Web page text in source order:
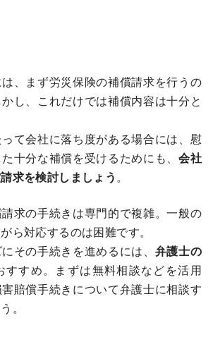
、まず労災保険の補償請求を行うの
し、これだけでは補償内容は十分と
て会社に落ち度がある場合には、慰
十分な補償を受けるためにも、 会社
求を検討しましょう。
求の手続きは専門的で複雑。一般の
ら対応するのは困難です。
その手続きを進めるには、 弁護士の
すすめ。まずは無料相談などを活用
賠償手続きについて弁護士に相談す
。